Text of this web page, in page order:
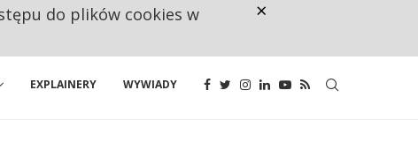
EXPLAINERY WYWIADY
do plików cookies w
×